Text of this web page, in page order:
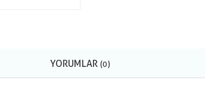
YORUMLAR (0)